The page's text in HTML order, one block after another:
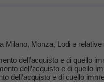
Monza, Lodi e relative
dell’acquisto e di quello
dell’acquisto e di quello
dell’acquisto e di quello